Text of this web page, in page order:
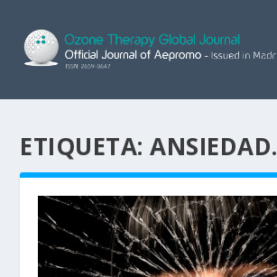
ETIQUETA:ANSIEDAD.